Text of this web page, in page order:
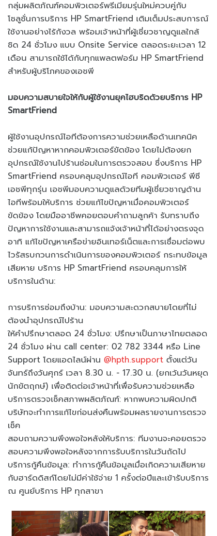
กลุ่มผลิตภัณฑ์คอมพิวเตอร์พรีเมียมรุ่นใหม่ควบคู่กับ
โซลูชั่นการบริการ HP SmartFriend เติมเต็มประสบการณ์
ใช้งานอย่างไร้กังวล พร้อมเจ้าหน้าที่ผู้เชี่ยวชาญดูแลใกล้
ชิด 24 ชั่วโมง แบบ Onsite Service ตลอดระยะเวลา 12
เดือน สามารถใช้ได้กับทุกแพลตฟอร์ม HP SmartFriend
สำหรับผู้บริโภคของเอชพี
มอบความสบายใจให้กับผู้ใช้งานยุคไฮบริดด้วยบริการ HP
SmartFriend
ผู้ใช้งานอุปกรณ์ไอทีต้องการความช่วยเหลือด้านเทคนิค
ช่วยแก้ปัญหาหากคอมพิวเตอร์ขัดข้อง โดยไม่ต้องยก
อุปกรณ์ใช้งานไปร้านซ่อมในการตรวจสอบ ซึ่งบริการ HP
SmartFriend ครอบคลุมอุปกรณ์ไอที คอมพิวเตอร์ พีซี
เอชพีทุกรุ่น เอชพีมอบความดูแลด้วยทีมผู้เชี่ยวชาญด้าน
ไอทีพร้อมให้บริการ ช่วยแก้ไขปัญหาเมื่อคอมพิวเตอร์
ขัดข้อง โดยมืออาชีพคอยตอบคำถามลูกค้า รับทราบถึง
ปัญหาการใช้งานและสามารถแจ้งเจ้าหน้าที่ได้อย่างตรงจุด
อาทิ แก้ไขปัญหาเครือข่ายอินเทอร์เน็ตและการเชื่อมต่อพบ
ไวรัสรบกวนการดําเนินการของคอมพิวเตอร์ กระทบข้อมูล
เสียหาย บริการ HP SmartFriend ครอบคลุมการให้
บริการในด้าน:
การบริการซ่อมถึงบ้าน: มอบความสะดวกสบายโดยที่ไม่
ต้องนำอุปกรณ์ไปร้าน
ให้คำปรึกษาตลอด 24 ชั่วโมง: ปรึกษาเป็นภาษาไทยตลอด
24 ชั่วโมง ผ่าน call center: 02 782 3344 หรือ Line
Support โดยแอดไลน์ผ่าน @hpth.support ตั้งแต่วัน
จันทร์ถึงวันศุกร์ เวลา 8.30 น. - 17.30 น. (ยกเว้นวันหยุด
นักขัตฤกษ์) เพื่อติดต่อเจ้าหน้าที่เพื่อรับความช่วยเหลือ
บริการตรวจเช็คสภาพผลิตภัณฑ์: หากพบความผิดปกติ
บริษัทจะทำการแก้ไขก่อนส่งคืนพร้อมผลรายงานการตรวจ
เช็ค
สอบถามความพึงพอใจหลังให้บริการ: ทีมงานจะคอยตรวจ
สอบความพึงพอใจหลังจากการรับบริการในวันถัดไป
บริการกู้คืนข้อมูล: ทำการกู้คืนข้อมูลเมื่อเกิดความเสียหาย
กับฮาร์ดดิสก์โดยไม่มีค่าใช้จ่าย 1 ครั้งต่อปีและเข้ารับบริการ
ณ ศูนย์บริการ HP ทุกสาขา